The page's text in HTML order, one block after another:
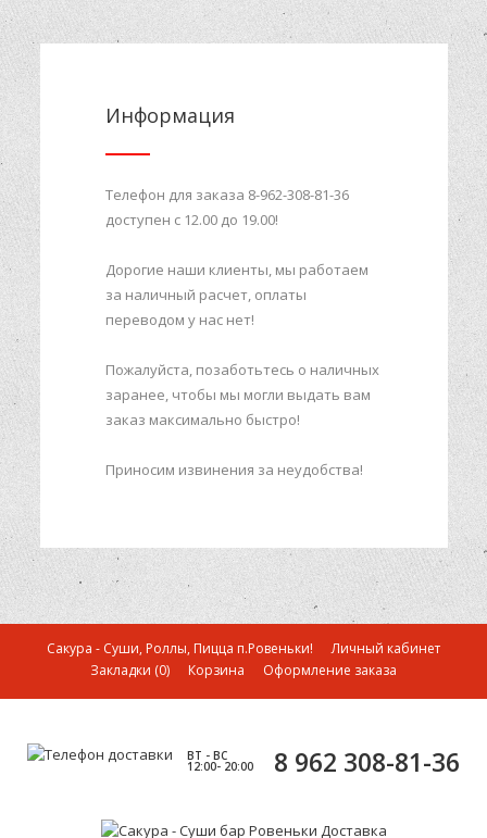
Информация
Телефон для заказа 8-962-308-81-36
доступен с 12.00 до 19.00!
Дорогие наши клиенты, мы работаем
за наличный расчет, оплаты
переводом у нас нет!
Пожалуйста, позаботьтесь о наличных
заранее, чтобы мы могли выдать вам
заказ максимально быстро!
Приносим извинения за неудобства!
Сакура - Суши, Роллы, Пицца п.Ровеньки!
Личный кабинет
Закладки (0)
Корзина Оформление заказа
ВТ - ВС
12:00- 20:00 8 962 308-81-36